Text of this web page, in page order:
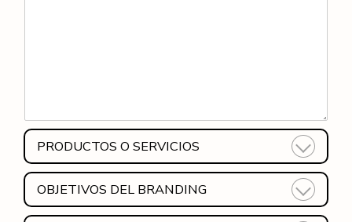
PRODUCTOS O SERVICIOS
OBJETIVOS DEL BRANDING